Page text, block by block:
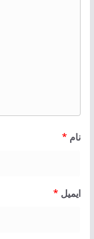
نام *
ایمیل *